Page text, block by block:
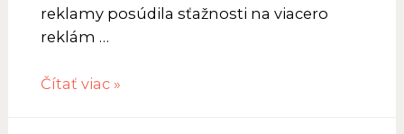
reklamy posúdila sťažnosti na viacero
reklám …
Tlačová
Čítať viac »